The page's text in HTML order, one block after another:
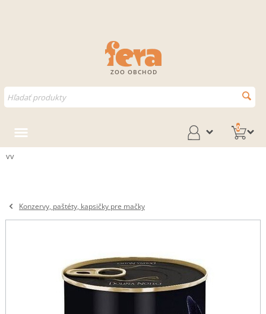
ZOO OBCHOD
0
vv
Konzervy, paštéty, kapsičky pre mačky